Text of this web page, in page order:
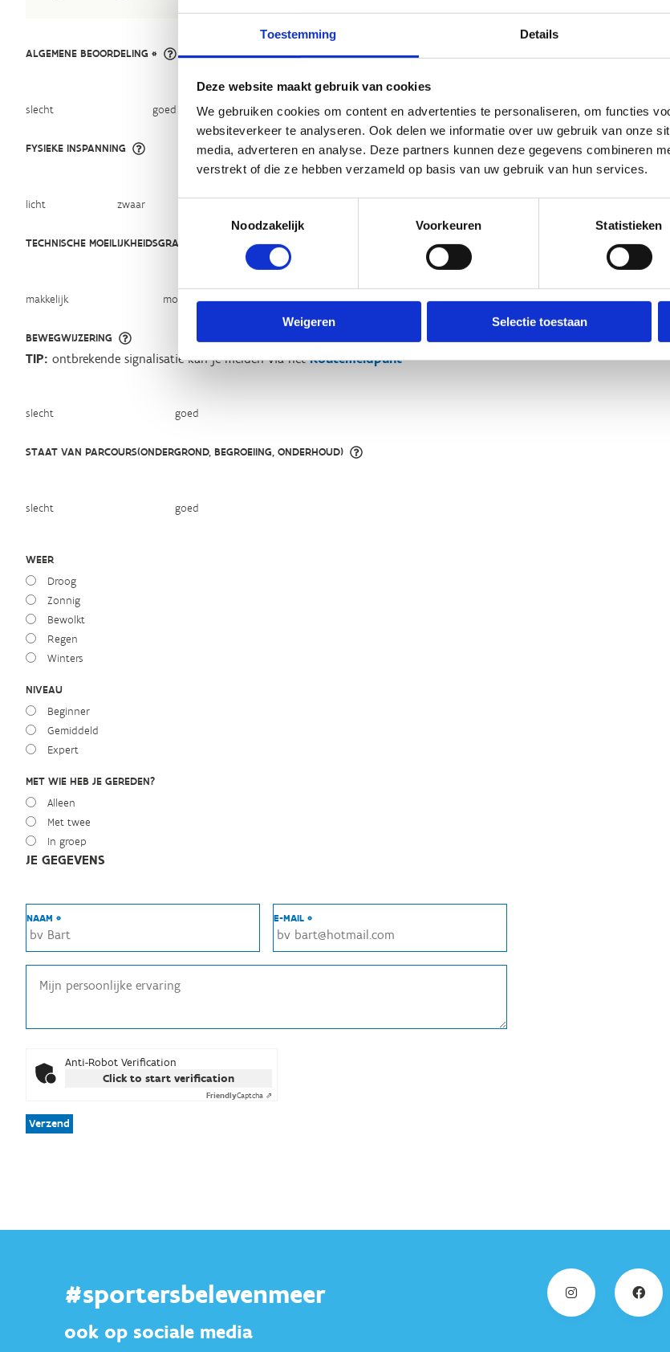
Toestemming Details
Deze website maakt gebruik van cookies
We gebruiken cookies om content en advertenties te personaliseren, om functies
websiteverkeer te analyseren. Ook delen we informatie over uw gebruik van onze
media, adverteren en analyse. Deze partners kunnen deze gegevens combineren
verstrekt of die ze hebben verzameld op basis van uw gebruik van hun services.
Noodzakelijk
Voorkeuren Statistieken
Weigeren Selectie toestaan
ALGEMENE BEOORDELING *
slecht goed
FYSIEKE INSPANNING
licht zwaar
TECHNISCHE MOEILIJKHEIDSGRAAD
makkelijk moeilijk
BEWEGWIJZERING
slecht goed
TIP: ontbrekende signalisatie kan je melden via hetRoutemeldpunt
STAAT VAN PARCOURS(ONDERGROND, BEGROEIING, ONDERHOUD)
slecht goed
WEER
Droog
Zonnig
Bewolkt
Regen
Winters
NIVEAU
Beginner
Gemiddeld
Expert
MET WIE HEB JE GEREDEN?
Alleen
Met twee
In groep
JE GEGEVENS
NAAM * E-MAIL *
Anti-Robot Verification
Click to start verification
FriendlyCaptcha ⇗
Verzend
#sportersbelevenmeer
ook op sociale media